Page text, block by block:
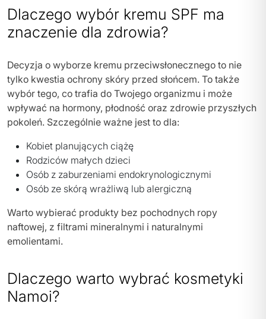
Dlaczego wybór kremu SPF ma
znaczenie dla zdrowia?
Decyzja o wyborze kremu przeciwsłonecznego to nie
tylko kwestia ochrony skóry przed słońcem. To także
wybór tego, co trafia do Twojego organizmu i może
wpływać na hormony, płodność oraz zdrowie przyszłych
pokoleń. Szczególnie ważne jest to dla:
Kobiet planujących ciążę
Rodziców małych dzieci
Osób z zaburzeniami endokrynologicznymi
Osób ze skórą wrażliwą lub alergiczną
Warto wybierać produkty bez pochodnych ropy
naftowej, z filtrami mineralnymi i naturalnymi
emolientami.
Dlaczego warto wybrać kosmetyki
Namoi?